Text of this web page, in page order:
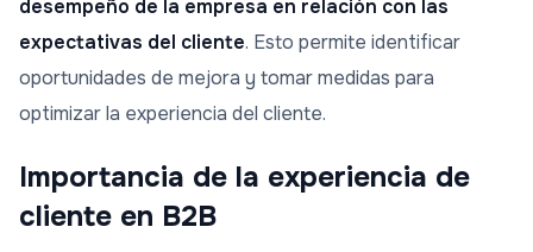
desempeño de la empresa en relación con las
expectativas del cliente. Esto permite identificar
oportunidades de mejora y tomar medidas para
optimizar la experiencia del cliente.
Importancia de la experiencia de
cliente en B2B